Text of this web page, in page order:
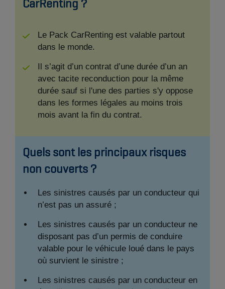
CarRenting ?
Le Pack CarRenting est valable partout
dans le monde.
Il s’agit d’un contrat d’une durée d’un an
avec tacite reconduction pour la même
durée sauf si l'une des parties s'y oppose
dans les formes légales au moins trois
mois avant la fin du contrat.
Quels sont les principaux risques
non couverts ?
Les sinistres causés par un conducteur qui
n’est pas un assuré ;
Les sinistres causés par un conducteur ne
disposant pas d’un permis de conduire
valable pour le véhicule loué dans le pays
où survient le sinistre ;
Les sinistres causés par un conducteur en